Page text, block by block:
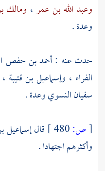
وعبد الله بن عمر ، ومالك
وعدة .
حدث عنه :أحمد بن حفص
الفراء ، وإسماعيل بن قتيبة ،
سفيان النسويوعدة .
[ص: قالإسماعيل
وأكثرهم اجتهادا .